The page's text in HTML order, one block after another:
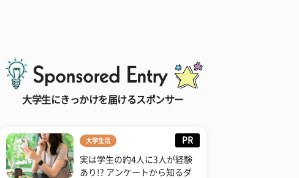
大学生にきっかけを届けるスポンサー
大学生活 PR
実は学生の約4人に3人が経験
あり!? アンケートから知るダ